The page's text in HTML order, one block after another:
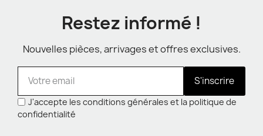
Restez informé !
Nouvelles pièces, arrivages et offres exclusives.
S'inscrire
J'accepte les conditions générales et la politique de
confidentialité